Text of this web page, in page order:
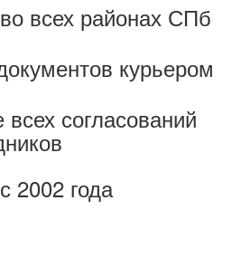
всех районах СПб
курьером
согласований
2002 года